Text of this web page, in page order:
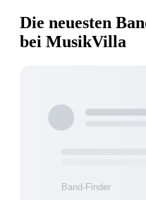
Die neuesten
bei MusikVilla